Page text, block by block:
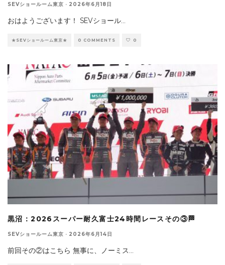
SEVショールーム東京 · 2026年6月18日
おはようございます！ SEVショール
★SEVショールーム東京★ 0 COMMENTS 0
黒沼：2026スーパー耐久富士24時間レースその③🏁
SEVショールーム東京 · 2026年6月14日
前回その②はこちら 無事に、ノーミス